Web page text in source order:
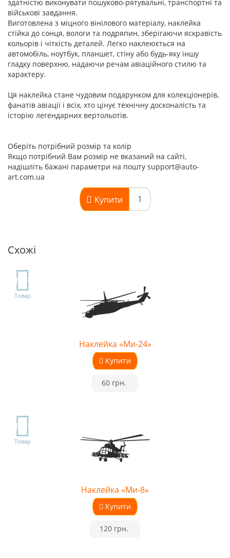
здатністю виконувати пошуково-рятувальні, транспортні та
військові завдання.
Виготовлена з міцного вінілового матеріалу, наклейка
стійка до сонця, вологи та подряпин, зберігаючи яскравість
кольорів і чіткість деталей. Легко наклеюється на
автомобіль, ноутбук, планшет, стіну або будь-яку іншу
гладку поверхню, надаючи речам авіаційного стилю та
характеру.
Ця наклейка стане чудовим подарунком для колекціонерів,
фанатів авіації і всіх, хто цінує технічну досконалість та
історію легендарних вертольотів.
Оберіть потрібний розмір та колір
Якщо потрібний Вам розмір не вказаний на сайті,
надішліть бажані параметри на пошту support@auto-
art.com.ua
Купити
Схожі
TOP
Товар
Наклейка «Ми-24»
Купити
60 грн.
TOP
Товар
Наклейка «Ми-8»
Купити
120 грн.